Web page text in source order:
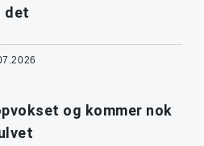
det
og kommer nok